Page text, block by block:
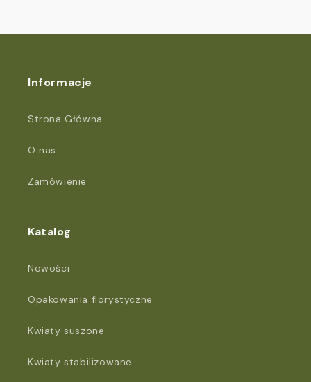
Informacje
Strona Główna
O nas
Zamówienie
Katalog
Nowości
Opakowania florystyczne
Kwiaty suszone
Kwiaty stabilizowane